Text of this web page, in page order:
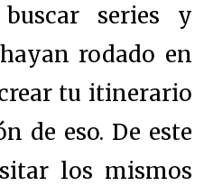
buscar series y
rodado en
tu itinerario
de eso. De este
los mismos